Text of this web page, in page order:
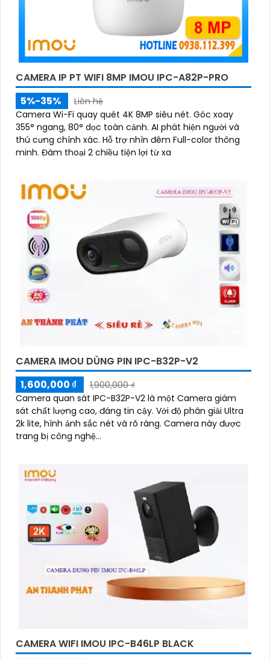
CAMERA IP PT WIFI 8MP IMOU IPC-A82P-PRO
5%-35%
Liên hệ
Camera Wi-Fi quay quét 4K 8MP siêu nét. Góc xoay
355° ngang, 80° dọc toàn cảnh. AI phát hiện người và
thú cưng chính xác. Hỗ trợ nhìn đêm Full-color thông
minh. Đàm thoại 2 chiều tiện lợi từ xa
CAMERA IMOU DÙNG PIN IPC-B32P-V2
1,600,000 ₫
1,900,000 ₫
Camera quan sát IPC-B32P-V2 là một Camera giám
sát chất lượng cao, đáng tin cậy. Với độ phân giải Ultra
2k lite, hình ảnh sắc nét và rõ ràng. Camera này được
trang bị công nghệ...
CAMERA WIFI IMOU IPC-B46LP BLACK